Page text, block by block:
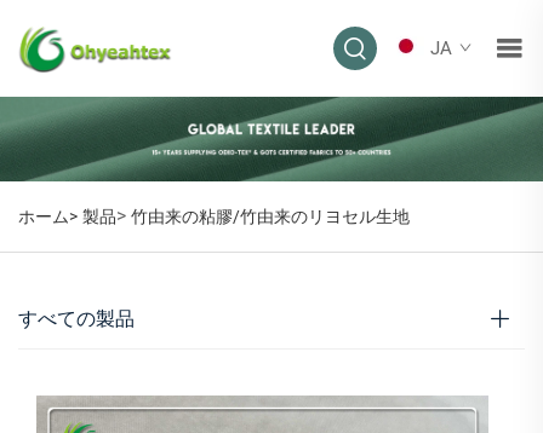
JA
ホーム> 製品> 竹由来の粘膠/竹由来のリヨセル生地
すべての製品